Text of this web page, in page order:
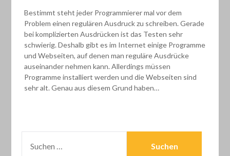
Bestimmt steht jeder Programmierer mal vor dem
Problem einen regulären Ausdruck zu schreiben. Gerade
bei komplizierten Ausdrücken ist das Testen sehr
schwierig. Deshalb gibt es im Internet einige Programme
und Webseiten, auf denen man reguläre Ausdrücke
auseinander nehmen kann. Allerdings müssen
Programme installiert werden und die Webseiten sind
sehr alt. Genau aus diesem Grund haben…
NACH: